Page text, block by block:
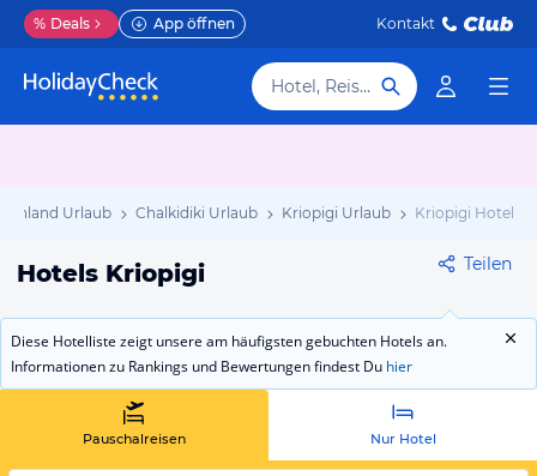
% Deals App öffnen Kontakt
Hotel, Reiseziel
Urlaub Chalkidiki Urlaub Kriopigi Urlaub Kriopigi Hotels
Hotels Kriopigi Teilen
Diese Hotelliste zeigt unsere am häufigsten gebuchten Hotels an.
Informationen zu Rankings und Bewertungen findest Du hier
Pauschalreisen Nur Hotel